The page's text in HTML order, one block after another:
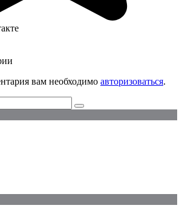
вам необходимо авторизоваться.